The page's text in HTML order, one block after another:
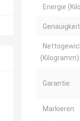
Energie
(Kilogramm):
Garantie:
Markieren: